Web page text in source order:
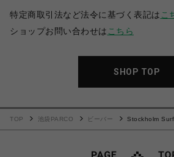
特定商取引法など法令に基づく表記は こ
ショップお問い合わせは こちら
SHOP TOP
TOP 池袋PARCO ビーバー
Stockholm